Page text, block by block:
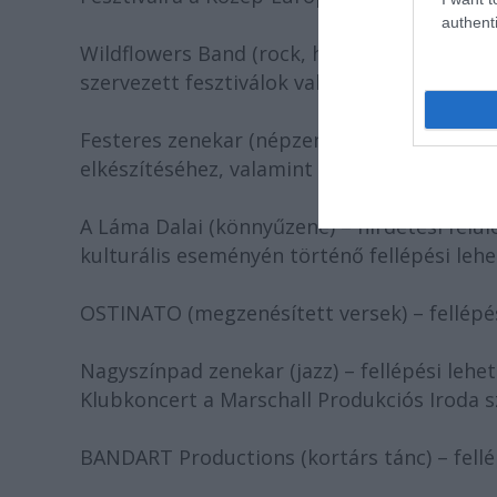
Wildflowers Band (rock, heavy metal, punk,
szervezett fesztiválok valamely eseményén.
Festeres zenekar (népzene) – stúdióidő
elkészítéséhez, valamint fellépési
A Láma Dalai (könnyűzene) – hirdetési
kulturális eseményén történő fellépési
OSTINATO (megzenésített versek) –
Nagyszínpad zenekar (jazz) – fellépési
Klubkoncert a Marschall Produkciós Iroda
BANDART Productions (kortárs tánc) –